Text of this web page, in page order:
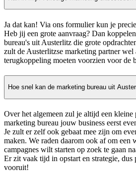
Ja dat kan! Via ons formulier kun je
Heb jij een grote aanvraag? Dan
bureau's uit Austerlitz die grote
zult de Austerlitzse marketing partner
terugkoppeling moeten voorzien voor de
Hoe snel kan de marketing bureau uit
Over het algemeen zul je altijd een kleine
marketing bureau jouw business eerst
Je zult er zelf ook gebaat mee zijn om
maken. We raden daarom ook af om een
campagnes wilt starten op zoek te gaan
Er zit vaak tijd in opstart en strategie, dus
vooruit!